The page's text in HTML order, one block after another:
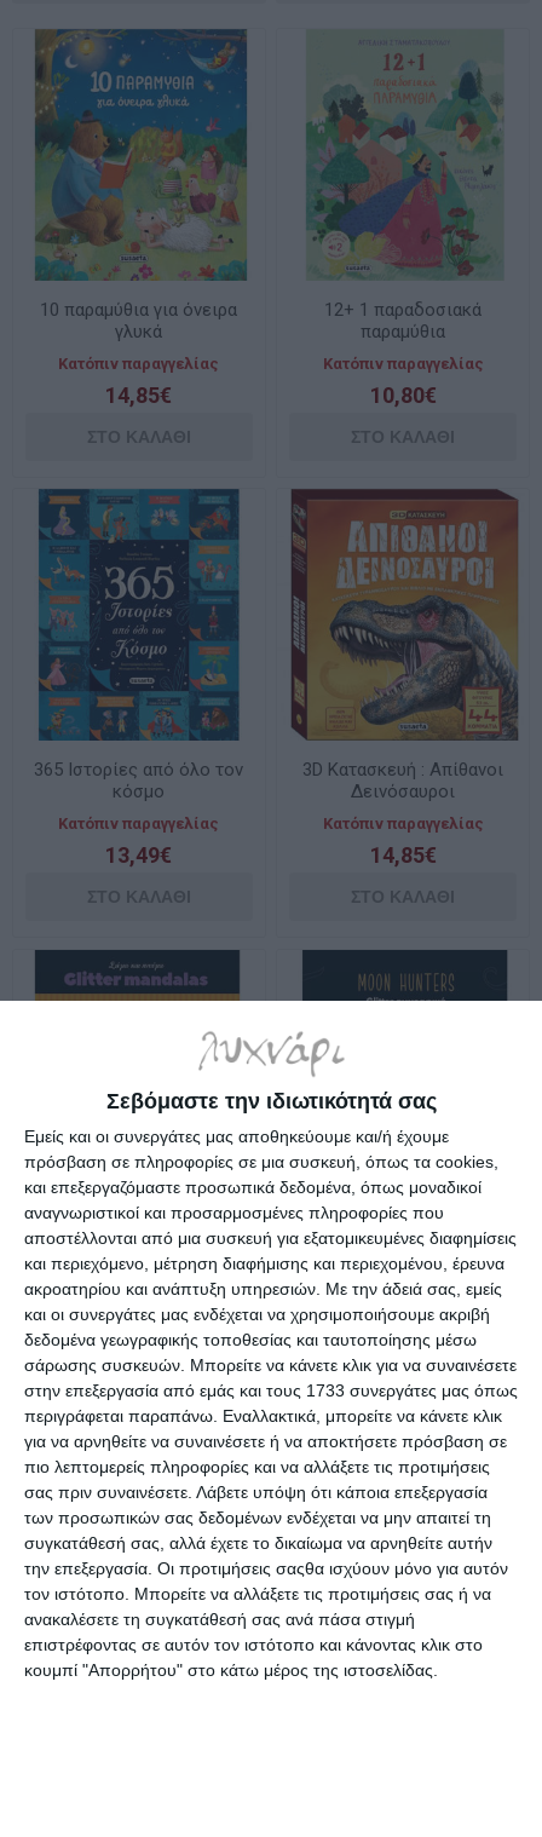
Σεβόμαστε την ιδιωτικότητά σας
Εμείς και οι συνεργάτες μας αποθηκεύουμε και/ή έχουμε
πρόσβαση σε πληροφορίες σε μια συσκευή, όπως τα cookies,
και επεξεργαζόμαστε προσωπικά δεδομένα, όπως μοναδικοί
αναγνωριστικοί και προσαρμοσμένες πληροφορίες που
αποστέλλονται από μια συσκευή για εξατομικευμένες διαφημίσεις
και περιεχόμενο, μέτρηση διαφήμισης και περιεχομένου, έρευνα
ακροατηρίου και ανάπτυξη υπηρεσιών. Με την άδειά σας, εμείς
και οι συνεργάτες μας ενδέχεται να χρησιμοποιήσουμε ακριβή
δεδομένα γεωγραφικής τοποθεσίας και ταυτοποίησης μέσω
σάρωσης συσκευών. Μπορείτε να κάνετε κλικ για να συναινέσετε
στην επεξεργασία από εμάς και τους 1733 συνεργάτες μας όπως
περιγράφεται παραπάνω. Εναλλακτικά, μπορείτε να κάνετε κλικ
για να αρνηθείτε να συναινέσετε ή να αποκτήσετε πρόσβαση σε
πιο λεπτομερείς πληροφορίες και να αλλάξετε τις προτιμήσεις
σας πριν συναινέσετε. Λάβετε υπόψη ότι κάποια επεξεργασία
των προσωπικών σας δεδομένων ενδέχεται να μην απαιτεί τη
συγκατάθεσή σας, αλλά έχετε το δικαίωμα να αρνηθείτε αυτήν
την επεξεργασία. Οι προτιμήσεις σαςθα ισχύουν μόνο για αυτόν
τον ιστότοπο. Μπορείτε να αλλάξετε τις προτιμήσεις σας ή να
ανακαλέσετε τη συγκατάθεσή σας ανά πάσα στιγμή
επιστρέφοντας σε αυτόν τον ιστότοπο και κάνοντας κλικ στο
κουμπί "Απορρήτου" στο κάτω μέρος της ιστοσελίδας.
10 παραμύθια για όνειρα
γλυκά
Κατόπιν παραγγελίας
14,85€
12+ 1 παραδοσιακά
παραμύθια
Κατόπιν παραγγελίας
10,80€
365 Ιστορίες από όλο τον
κόσμο
Κατόπιν παραγγελίας
13,49€
3D Κατασκευή : Απίθανοι
Δεινόσαυροι
Κατόπιν παραγγελίας
14,85€
Glitter Mandalas Σώμα και
Πνεύμα
Κατόπιν παραγγελίας
5,39€
Glitter Ζωγραφική Moon
Hunters
Κατόπιν παραγγελίας
5,39€